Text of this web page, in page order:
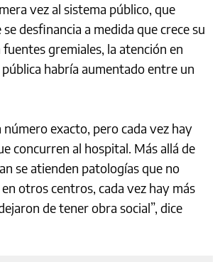
vez al sistema público, que
desfinancia a medida que crece su
gremiales, la atención en
habría aumentado entre un
número exacto, pero cada vez hay
concurren al hospital. Más allá de
se atienden patologías que no
otros centros, cada vez hay más
de tener obra social”, dice